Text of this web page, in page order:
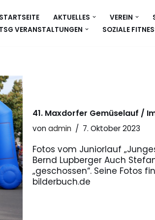
STARTSEITE AKTUELLES VEREIN
TSG VERANSTALTUNGEN
SOZIALE
41. Maxdorfer Gemüselauf /
vonadmin 7. Oktober 2023
Fotos vom Juniorlauf
Bernd Lupberger Auch
„geschossen“. Seine Fotos
bilderbuch.de